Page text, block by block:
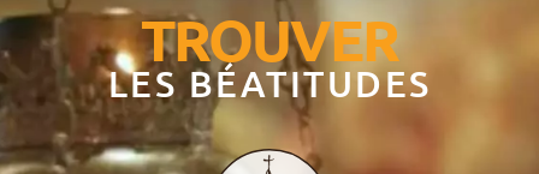
TROUVER
LES BÉATITUDES